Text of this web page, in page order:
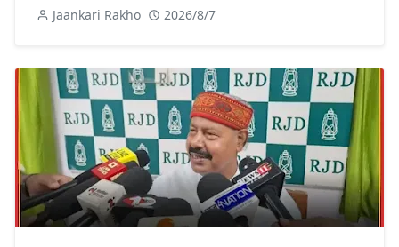
Jaankari Rakho 2026/8/7